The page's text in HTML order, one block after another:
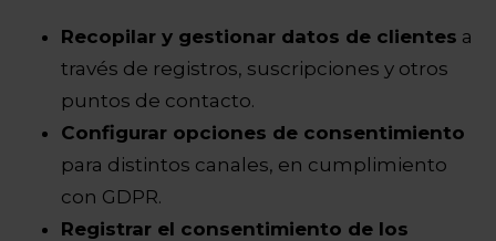
Recopilar y gestionar datos de clientes a
través de registros, suscripciones y otros
puntos de contacto.
Configurar opciones de consentimiento
para distintos canales, en cumplimiento
con GDPR.
Registrar el consentimiento de los